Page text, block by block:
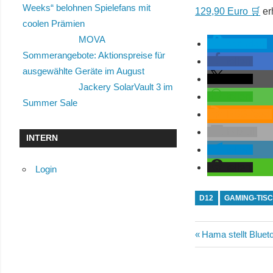
129,90 Euro 🛒
D12 GAMING-
Vorheriger
Beitrag:
Hama stellt
Weeks“ belohnen Spielefans mit
coolen Prämien
MOVA
Sommerangebote: Aktionspreise für
ausgewählte Geräte im August
Jackery SolarVault 3 im
Summer Sale
INTERN
Login